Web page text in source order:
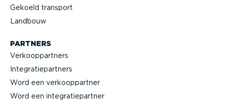
Gekoeld transport
Landbouw
PARTNERS
Verkoop­partners
Integra­tie­partners
Word een verkoop­partner
Word een integra­tie­partner